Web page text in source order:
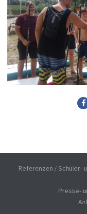
Referenzen / Schüler-
Presse-